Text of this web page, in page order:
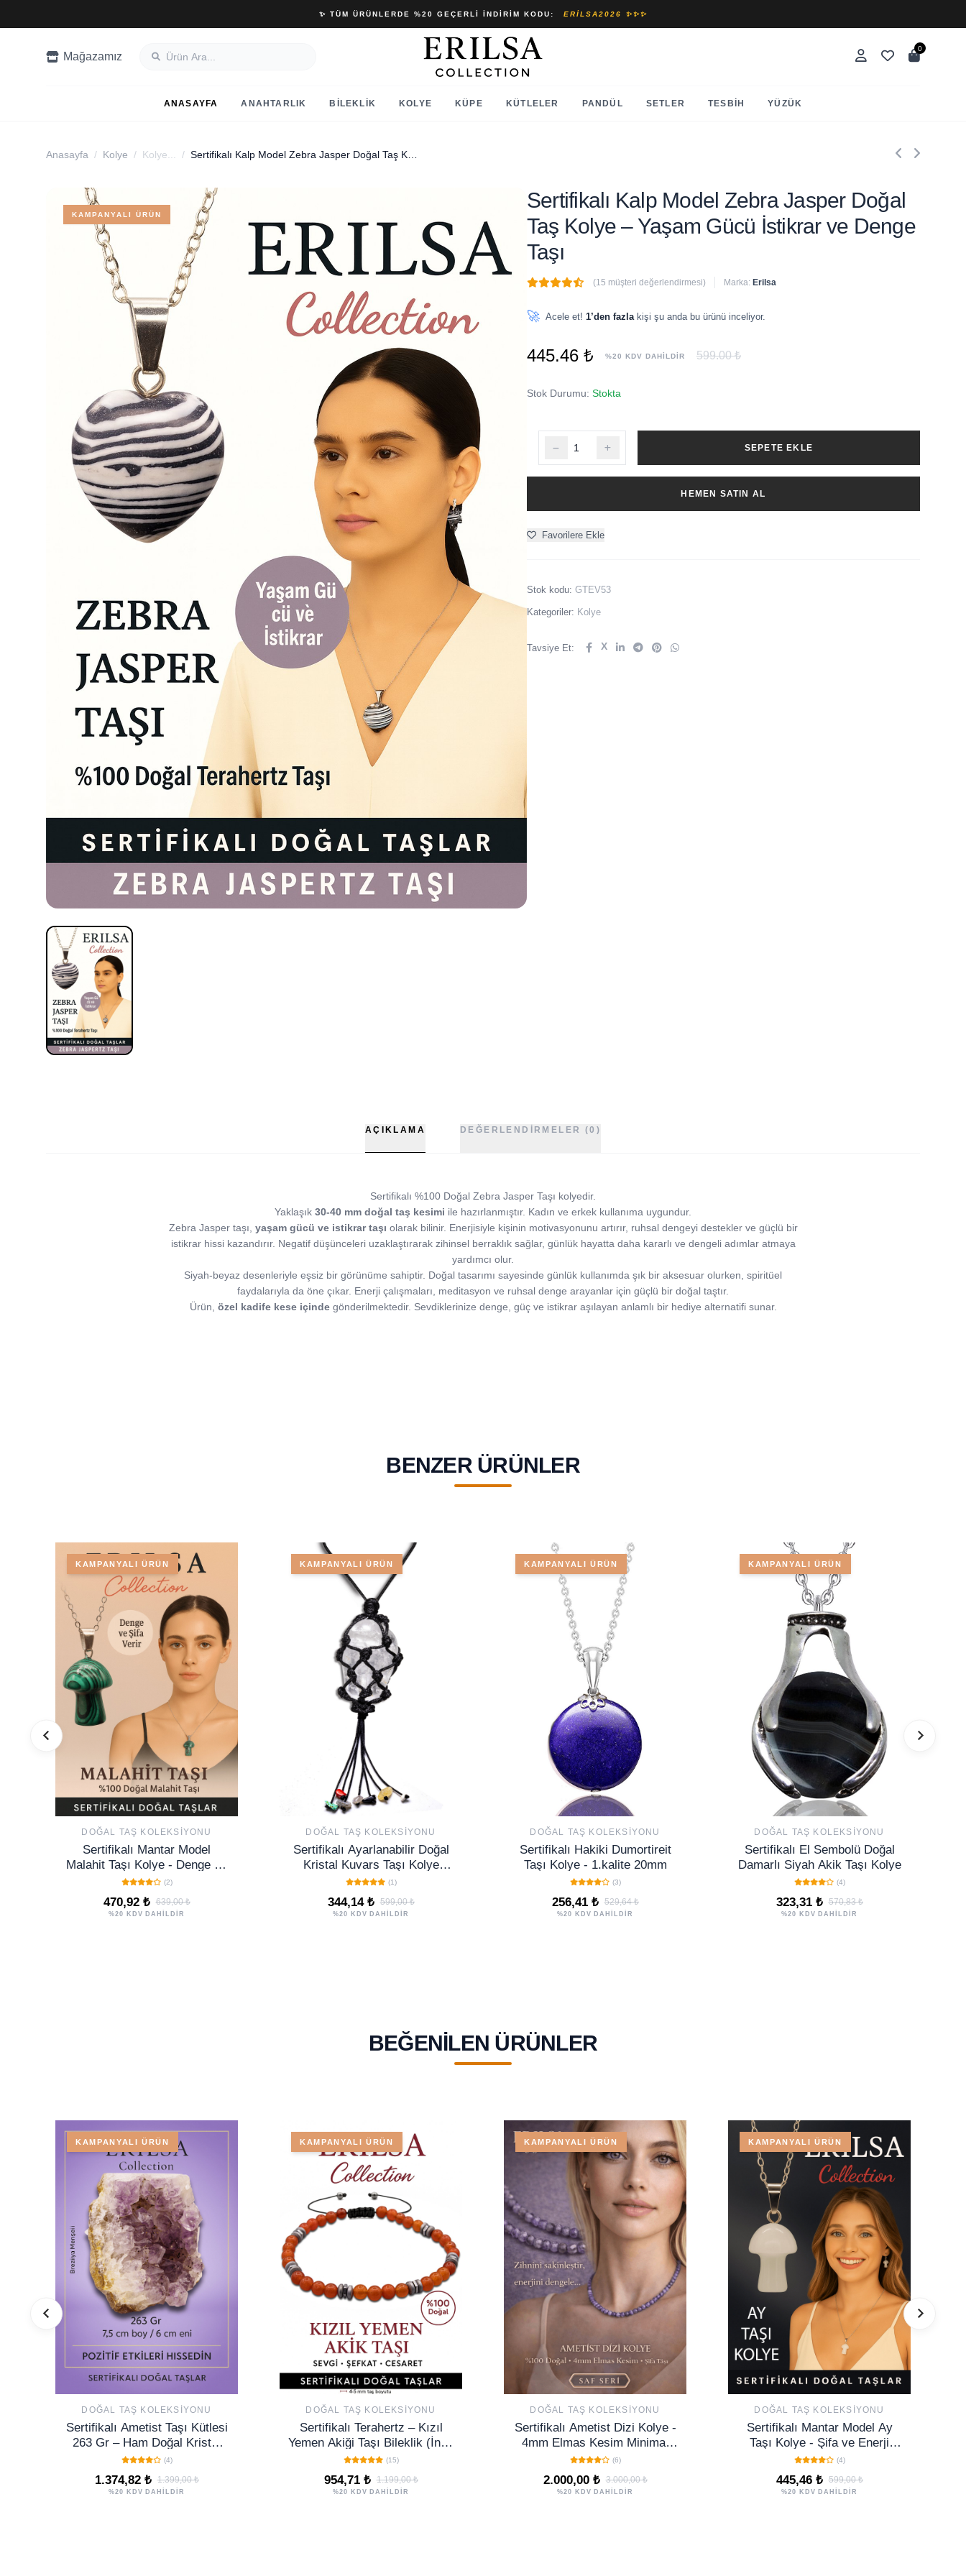
✨ TÜM ÜRÜNLERDE %20 GEÇERLI İNDIRIM KODU: ERILSA2026 ✨✨✨
Mağazamız
0
ANASAYFA ANAHTARLIK BILEKLIK KOLYE KÜPE KÜTLELER PANDÜL SETLER TESBIH YÜZÜK
Anasayfa / Kolye / Kolye... /
KAMPANYALI ÜRÜN
Sertifikalı Kalp Model Zebra Jasper Doğal
Taş Kolye – Yaşam Gücü İstikrar ve Denge
Taşı
(15 müşteri değerlendirmesi) Marka: Erilsa
🚀 Acele et! 1’den fazlakişi şu anda bu ürünü inceliyor.
445.46 ₺ %20 KDV DAHİLDİR 599.00 ₺
Stok Durumu: Stokta
SEPETE EKLE
HEMEN SATIN AL
Favorilere Ekle
Stok kodu: GTEV53
Kategoriler: Kolye
Tavsiye Et: X
AÇIKLAMA DEĞERLENDIRMELER (0)
Sertifikalı %100 Doğal Zebra Jasper Taşı kolyedir.
Yaklaşık 30-40 mm doğal taş kesimi ile hazırlanmıştır. Kadın ve erkek kullanıma uygundur.
Zebra Jasper taşı, yaşam gücü ve istikrar taşı olarak bilinir. Enerjisiyle kişinin motivasyonunu artırır, ruhsal dengeyi destekler ve güçlü bir
istikrar hissi kazandırır. Negatif düşünceleri uzaklaştırarak zihinsel berraklık sağlar, günlük hayatta daha kararlı ve dengeli adımlar atmaya
yardımcı olur.
Siyah-beyaz desenleriyle eşsiz bir görünüme sahiptir. Doğal tasarımı sayesinde günlük kullanımda şık bir aksesuar olurken, spiritüel
faydalarıyla da öne çıkar. Enerji çalışmaları, meditasyon ve ruhsal denge arayanlar için güçlü bir doğal taştır.
Ürün, özel kadife kese içindegönderilmektedir. Sevdiklerinize denge, güç ve istikrar aşılayan anlamlı bir hediye alternatifi sunar.
BENZER ÜRÜNLER
KAMPANYALI ÜRÜN
DOĞAL TAŞ KOLEKSIYONU
Sertifikalı Mantar Model
Malahit Taşı Kolye - Denge ve
Şifa Veren Doğal Taş Kolye
(2)
470,92 ₺ 639,00 ₺
%20 KDV DAHİLDİR
KAMPANYALI ÜRÜN
DOĞAL TAŞ KOLEKSIYONU
Sertifikalı Ayarlanabilir Doğal
Kristal Kuvars Taşı Kolye
Doğal Şeffaf Renk 65 cm
(1)
344,14 ₺ 599,00 ₺
%20 KDV DAHİLDİR
KAMPANYALI ÜRÜN
DOĞAL TAŞ KOLEKSIYONU
Sertifikalı Hakiki Dumortireit
Taşı Kolye - 1.kalite 20mm
(3)
256,41 ₺ 529,64 ₺
%20 KDV DAHİLDİR
KAMPANYALI ÜRÜN
DOĞAL TAŞ KOLEKSIYONU
Sertifikalı El Sembolü Doğal
Damarlı Siyah Akik Taşı Kolye
(4)
323,31 ₺ 570,83 ₺
%20 KDV DAHİLDİR
BEĞENILEN ÜRÜNLER
KAMPANYALI ÜRÜN
DOĞAL TAŞ KOLEKSIYONU
Sertifikalı Ametist Taşı Kütlesi
263 Gr – Ham Doğal Kristal
Dekoratif Taş Parçası
(4)
1.374,82 ₺ 1.399,00 ₺
%20 KDV DAHİLDİR
KAMPANYALI ÜRÜN
DOĞAL TAŞ KOLEKSIYONU
Sertifikalı Terahertz – Kızıl
Yemen Akiği Taşı Bileklik (İnce
Model) – Koruma, Kararlılık ve
Ruhsal Güç Taşı
(15)
954,71 ₺ 1.199,00 ₺
%20 KDV DAHİLDİR
KAMPANYALI ÜRÜN
DOĞAL TAŞ KOLEKSIYONU
Sertifikalı Ametist Dizi Kolye -
4mm Elmas Kesim Minimal
Seri Doğal Taş Kolye Kadın
(6)
2.000,00 ₺ 3.000,00 ₺
%20 KDV DAHİLDİR
KAMPANYALI ÜRÜN
DOĞAL TAŞ KOLEKSIYONU
Sertifikalı Mantar Model Ay
Taşı Kolye - Şifa ve Enerji
Veren Doğal Taş Takı
(4)
445,46 ₺ 599,00 ₺
%20 KDV DAHİLDİR